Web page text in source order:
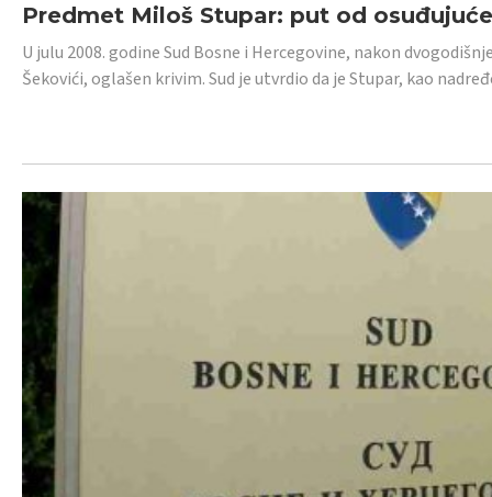
Predmet Miloš Stupar: put od
U julu 2008. godine Sud Bosne i Hercegovine, nakon
Šekovići, oglašen krivim. Sud je utvrdio da je Stupar, kao